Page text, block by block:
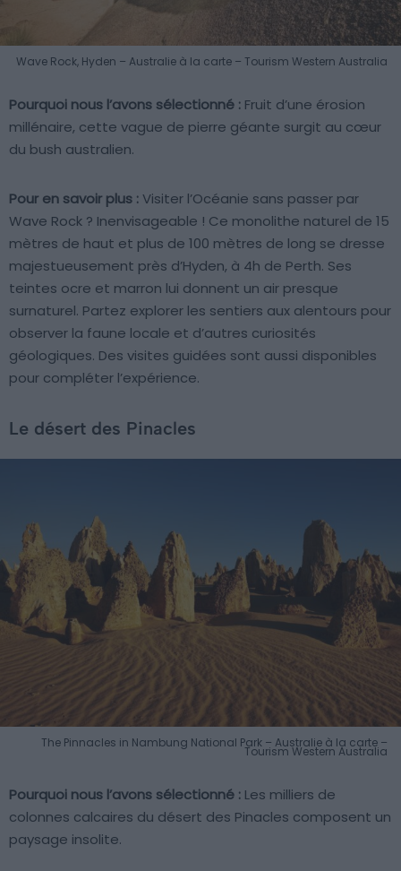
Wave Rock, Hyden – Australie à la carte – Tourism Western Australia
Pourquoi nous l’avons sélectionné : Fruit d’une érosion
millénaire, cette vague de pierre géante surgit au cœur
du bush australien.
Pour en savoir plus :Visiter l’Océanie sans passer par
Wave Rock ? Inenvisageable ! Ce monolithe naturel de 15
mètres de haut et plus de 100 mètres de long se dresse
majestueusement près d’Hyden, à 4h de Perth. Ses
teintes ocre et marron lui donnent un air presque
surnaturel. Partez explorer les sentiers aux alentours pour
observer la faune locale et d’autres curiosités
géologiques. Des visites guidées sont aussi disponibles
pour compléter l’expérience.
Le désert des Pinacles
The Pinnacles in Nambung National Park – Australie à la carte –
Tourism Western Australia
Pourquoi nous l’avons sélectionné : Les milliers de
colonnes calcaires du désert des Pinacles composent un
paysage insolite.